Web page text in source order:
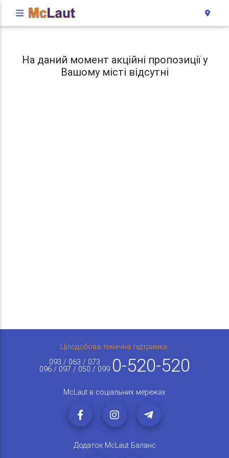
На даний момент акційні пропозиції у
Вашому місті відсутні
Цілодобова технічна підтримка:
093 / 063 / 073
096 / 097 / 050 / 099 0-520-520
McLaut в соціальних мережах
Додаток McLaut Баланс